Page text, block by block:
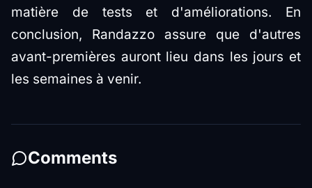
matière de tests et d'améliorations. En
conclusion, Randazzo assure que d'autres
avant-premières auront lieu dans les jours et
les semaines à venir.
Comments